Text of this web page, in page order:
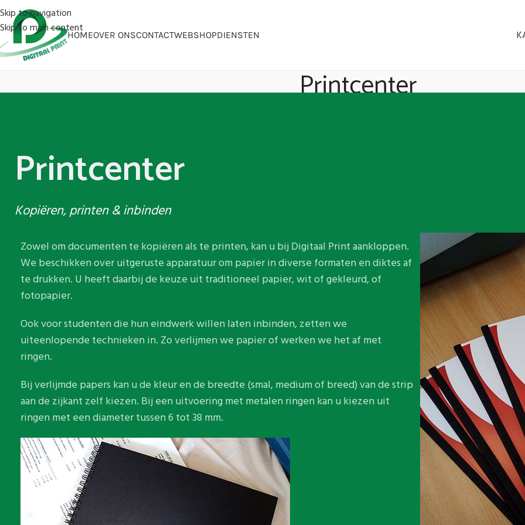
Skip to navigation
Skip to main content
HOMEOVER ONSCONTACTWEBSHOPDIENSTEN
Printcenter
Printcenter
Kopiëren, printen & inbinden
Zowel om documenten te kopiëren als te printen, kan u bij Digitaal Print aankloppen.
We beschikken over uitgeruste apparatuur om papier in diverse formaten en diktes af
te drukken. U heeft daarbij de keuze uit traditioneel papier, wit of gekleurd, of
fotopapier.
Ook voor studenten die hun eindwerk willen laten inbinden, zetten we
uiteenlopende technieken in. Zo verlijmen we papier of werken we het af met
ringen.
Bij verlijmde papers kan u de kleur en de breedte (smal, medium of breed) van de strip
aan de zijkant zelf kiezen. Bij een uitvoering met metalen ringen kan u kiezen uit
ringen met een diameter tussen 6 tot 38 mm.